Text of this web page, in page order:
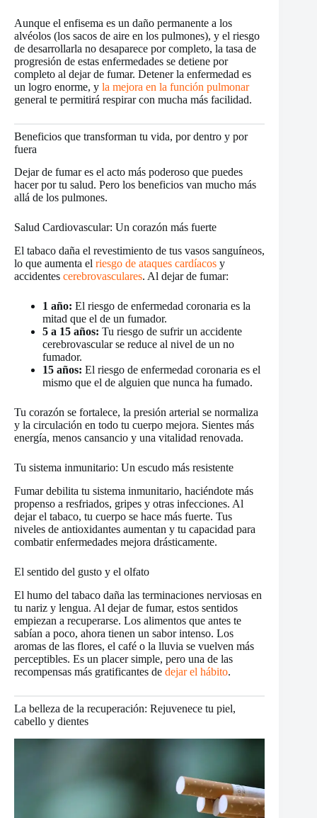
Aunque el enfisema es un daño permanente a los
alvéolos (los sacos de aire en los pulmones), y el riesgo
de desarrollarla no desaparece por completo, la tasa de
progresión de estas enfermedades se detiene por
completo al dejar de fumar. Detener la enfermedad es
un logro enorme, y la mejora en la función pulmonar
general te permitirá respirar con mucha más facilidad.
Beneficios que transforman tu vida, por dentro y por
fuera
Dejar de fumar es el acto más poderoso que puedes
hacer por tu salud. Pero los beneficios van mucho más
allá de los pulmones.
Salud Cardiovascular: Un corazón más fuerte
El tabaco daña el revestimiento de tus vasos sanguíneos,
lo que aumenta el riesgo de ataques cardíacos y
accidentes cerebrovasculares. Al dejar de fumar:
1 año: El riesgo de enfermedad coronaria es la
mitad que el de un fumador.
5 a 15 años: Tu riesgo de sufrir un accidente
cerebrovascular se reduce al nivel de un no
fumador.
15 años: El riesgo de enfermedad coronaria es el
mismo que el de alguien que nunca ha fumado.
Tu corazón se fortalece, la presión arterial se normaliza
y la circulación en todo tu cuerpo mejora. Sientes más
energía, menos cansancio y una vitalidad renovada.
Tu sistema inmunitario: Un escudo más resistente
Fumar debilita tu sistema inmunitario, haciéndote más
propenso a resfriados, gripes y otras infecciones. Al
dejar el tabaco, tu cuerpo se hace más fuerte. Tus
niveles de antioxidantes aumentan y tu capacidad para
combatir enfermedades mejora drásticamente.
El sentido del gusto y el olfato
El humo del tabaco daña las terminaciones nerviosas en
tu nariz y lengua. Al dejar de fumar, estos sentidos
empiezan a recuperarse. Los alimentos que antes te
sabían a poco, ahora tienen un sabor intenso. Los
aromas de las flores, el café o la lluvia se vuelven más
perceptibles. Es un placer simple, pero una de las
recompensas más gratificantes de dejar el hábito.
La belleza de la recuperación: Rejuvenece tu piel,
cabello y dientes